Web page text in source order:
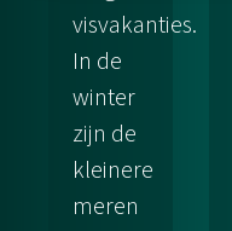
visvakanties.
In de
winter
zijn de
kleinere
meren